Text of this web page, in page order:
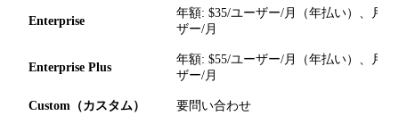
Enterprise
年額: $35/ユーザー/月（年払い）、月額
ザー/月
Enterprise Plus
年額: $55/ユーザー/月（年払い）、月額
ザー/月
Custom（カスタム） 要問い合わせ